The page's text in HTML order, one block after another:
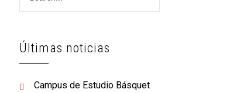
Últimas noticias
Campus de Estudio Básquet